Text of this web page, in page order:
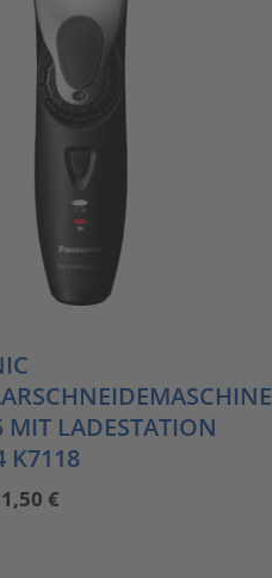
MIT LADESTATION
K7118
€Aktueller